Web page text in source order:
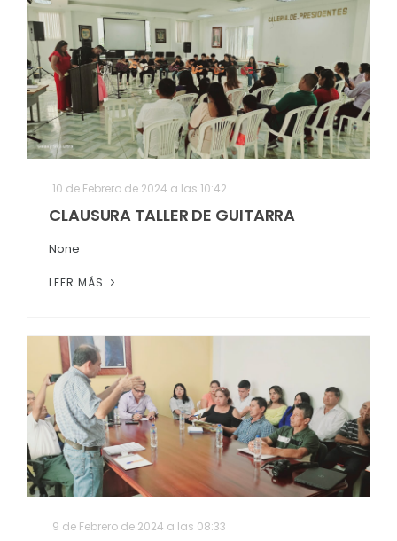
10 de Febrero de 2024 a las 10:42
CLAUSURA TALLER DE GUITARRA
None
LEER MÁS
9 de Febrero de 2024 a las 08:33